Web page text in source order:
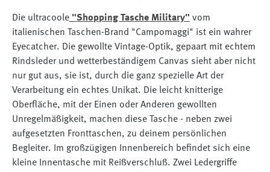
Die ultracoole "Shopping Tasche Military" vom
italienischen Taschen-Brand "Campomaggi" ist ein wahrer
Eyecatcher. Die gewollte Vintage-Optik, gepaart mit echtem
Rindsleder und wetterbeständigem Canvas sieht aber nicht
nur gut aus, sie ist, durch die ganz spezielle Art der
Verarbeitung ein echtes Unikat. Die leicht knitterige
Oberfläche, mit der Einen oder Anderen gewollten
Unregelmäßigkeit, machen diese Tasche - neben zwei
aufgesetzten Fronttaschen, zu deinem persönlichen
Begleiter. Im großzügigen Innenbereich befindet sich eine
kleine Innentasche mit Reißverschluß. Zwei Ledergriffe